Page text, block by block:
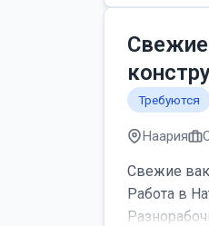
Требуются
Наария
Свежие
Работа в